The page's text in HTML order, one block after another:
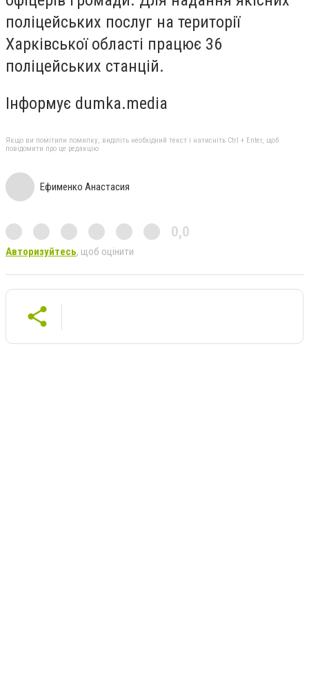
поліцейських послуг на території
Харківської області працює 36
поліцейських станцій.
Інформує dumka.media
Якщо ви помітили помилку, виділіть необхідний текст і натисніть Ctrl + Enter, щоб
повідомити про це редакцію
Ефименко Анастасия
0,0
Авторизуйтесь, щоб оцінити